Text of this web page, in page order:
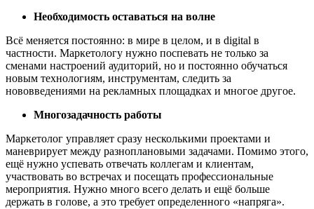
Необходимость оставаться на волне
Всё меняется постоянно: в мире в целом, и в digital в
частности. Маркетологу нужно поспевать не только за
сменами настроений аудиторий, но и постоянно обучаться
новым технологиям, инструментам, следить за
нововведениями на рекламных площадках и многое другое.
Многозадачность работы
Маркетолог управляет сразу несколькими проектами и
маневрирует между разноплановыми задачами. Помимо этого,
ещё нужно успевать отвечать коллегам и клиентам,
участвовать во встречах и посещать профессиональные
мероприятия. Нужно много всего делать и ещё больше
держать в голове, а это требует определенного «напряга».